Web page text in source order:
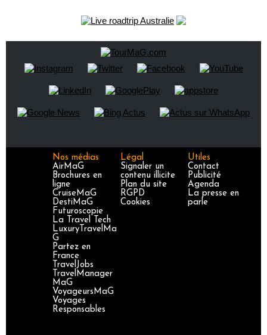
Nos médias
AirMaG
Brochures en
ligne
CruiseMaG
DestiMaG
Futuroscopie
La Travel Tech
LuxuryTravelMa
G
Partez en
France
TravelJobs
TravelManager
MaG
VoyageursMaG
Voyages
Responsables
Légal
Signaler un
contenu illicite
Plan du site
RGPD
Cookies
Utiles
Contact
Publicité
Agenda
La presse en
parle